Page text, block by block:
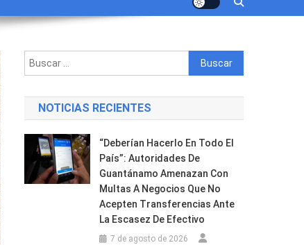
Buscar:
NOTICIAS RECIENTES
“Deberían Hacerlo En Todo El
País”: Autoridades De
Guantánamo Amenazan Con
Multas A Negocios Que No
Acepten Transferencias Ante
La Escasez De Efectivo
7 de agosto de 2026